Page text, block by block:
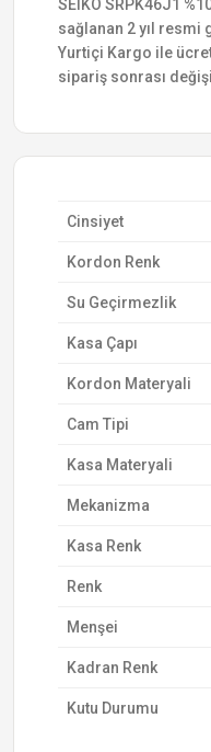
SEIKO SRPK46J1
sağlanan 2 yıl resmi
Yurtiçi Kargo ile
sipariş sonrası
Cinsiyet
Kordon Renk
Su Geçirmezlik
Kasa Çapı
Kordon Materyali
Cam Tipi
Kasa Materyali
Mekanizma
Kasa Renk
Renk
Menşei
Kadran Renk
Kutu Durumu